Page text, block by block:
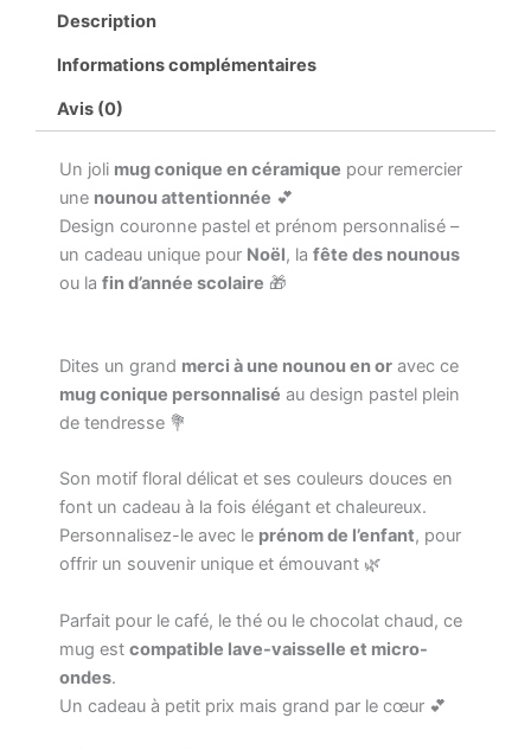
tout
personnalisé
Cadeau
d’année
Design
Panda
Description
Informations complémentaires
Avis (0)
Un joli mug conique en céramique pour remercier
une nounou attentionnée 💕
Design couronne pastel et prénom personnalisé –
un cadeau unique pour Noël, la fête des nounous
ou la fin d’année scolaire 🎁
Dites un grand merci à une nounou en or avec ce
mug conique personnalisé au design pastel plein
de tendresse 💐
Son motif floral délicat et ses couleurs douces en
font un cadeau à la fois élégant et chaleureux.
Personnalisez-le avec le prénom de l’enfant, pour
offrir un souvenir unique et émouvant 🌿
Parfait pour le café, le thé ou le chocolat chaud, ce
mug est compatible lave-vaisselle et micro-
ondes.
Un cadeau à petit prix mais grand par le cœur 💕